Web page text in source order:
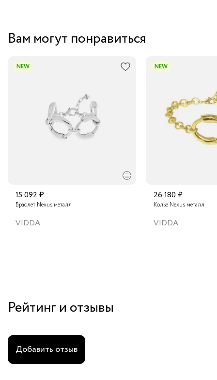
Вам могут понравиться
NEW
15 092 ₽
Браслет Nexus металл
VIDDA
NEW
26 180 ₽
Колье Nexus металл
VIDDA
Рейтинг и отзывы
Добавить отзыв